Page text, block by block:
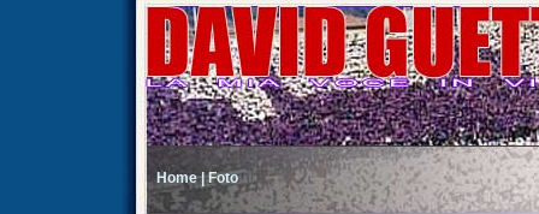
Home | Foto